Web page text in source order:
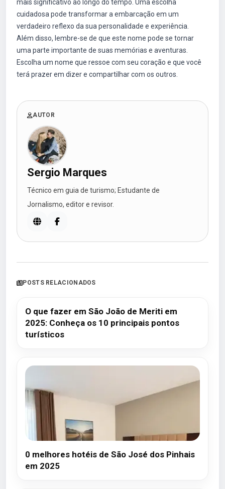
mais significativo ao longo do tempo. Uma escolha
cuidadosa pode transformar a embarcação em um
verdadeiro reflexo da sua personalidade e experiência.
Além disso, lembre-se de que este nome pode se tornar
uma parte importante de suas memórias e aventuras.
Escolha um nome que ressoe com seu coração e que você
terá prazer em dizer e compartilhar com os outros.
AUTOR
Sergio Marques
Técnico em guia de turismo; Estudante de
Jornalismo, editor e revisor.
POSTS RELACIONADOS
O que fazer em São João de Meriti em
2025: Conheça os 10 principais pontos
turísticos
0 melhores hotéis de São José dos Pinhais
em 2025